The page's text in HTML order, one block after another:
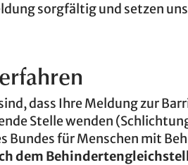
sorgfältig und setzen
dass Ihre Meldung zur
Stelle wenden
Bundes für Menschen mit
dem